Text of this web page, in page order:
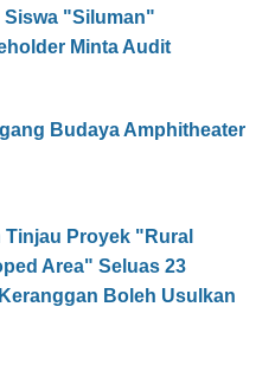
Siswa "Siluman"
Minta Audit
Budaya Amphitheater
Tinjau Proyek "Rural
Area" Seluas 23
Boleh Usulkan